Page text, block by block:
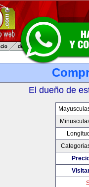
El dueño de